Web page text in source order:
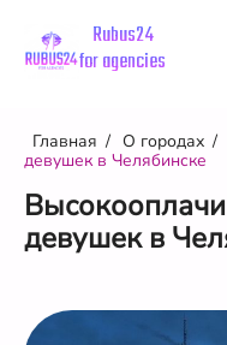
Rubus24
for agencies
Преимущества
Вакансии
Города
Главная О городах
девушек в Челябинске
девушек в